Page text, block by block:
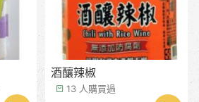
酒釀辣椒
13 人購買過